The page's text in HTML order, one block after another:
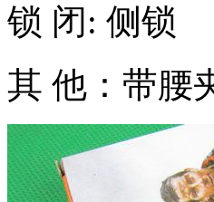
锁 闭: 侧锁
其 他：带腰